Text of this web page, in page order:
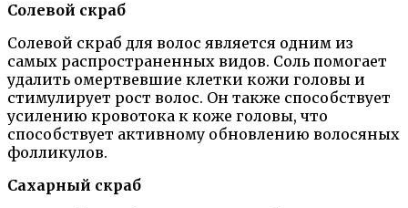
Солевой скраб
Солевой скраб для волос является одним из
самых распространенных видов. Соль помогает
удалить омертвевшие клетки кожи головы и
стимулирует рост волос. Он также способствует
усилению кровотока к коже головы, что
способствует активному обновлению волосяных
фолликулов.
Сахарный скраб